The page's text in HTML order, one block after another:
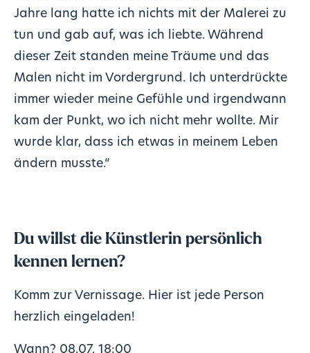
Jahre lang hatte ich nichts mit der Malerei zu
tun und gab auf, was ich liebte. Während
dieser Zeit standen meine Träume und das
Malen nicht im Vordergrund. Ich unterdrückte
immer wieder meine Gefühle und irgendwann
kam der Punkt, wo ich nicht mehr wollte. Mir
wurde klar, dass ich etwas in meinem Leben
ändern musste.“
Du willst die Künstlerin persönlich
kennen lernen?
Komm zur Vernissage. Hier ist jede Person
herzlich eingeladen!
Wann? 08.07. 18:00